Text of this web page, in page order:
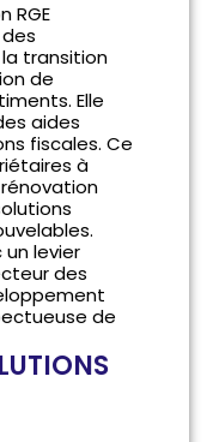
RGE
transition
de
Elle
aides
fiscales. Ce
à
levier
des
de